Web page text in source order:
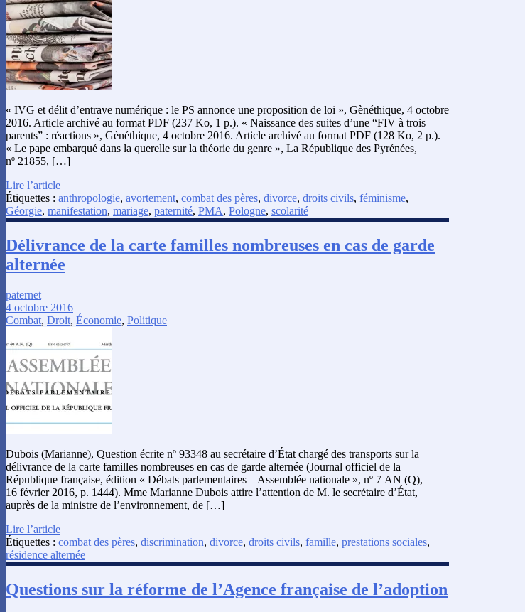
« IVG et délit d’entrave numérique : le PS annonce une proposition de loi », Gènéthique, 4 octobre
2016. Article archivé au format PDF (237 Ko, 1 p.). « Naissance des suites d’une “FIV à trois
parents” : réactions », Gènéthique, 4 octobre 2016. Article archivé au format PDF (128 Ko, 2 p.).
« Le pape embarqué dans la querelle sur la théorie du genre », La République des Pyrénées,
nº 21855, […]
Lire l’article
Étiquettes : anthropologie, avortement, combat des pères, divorce, droits civils, féminisme,
Géorgie, manifestation, mariage, paternité, PMA, Pologne, scolarité
Délivrance de la carte familles nombreuses en cas de garde
alternée
paternet
4 octobre 2016
Combat, Droit, Économie, Politique
Dubois (Marianne), Question écrite nº 93348 au secrétaire d’État chargé des transports sur la
délivrance de la carte familles nombreuses en cas de garde alternée (Journal officiel de la
République française, édition « Débats parlementaires – Assemblée nationale », nº 7 AN (Q),
16 février 2016, p. 1444). Mme Marianne Dubois attire l’attention de M. le secrétaire d’État,
auprès de la ministre de l’environnement, de […]
Lire l’article
Étiquettes : combat des pères, discrimination, divorce, droits civils, famille, prestations sociales,
résidence alternée
Questions sur la réforme de l’Agence française de l’adoption